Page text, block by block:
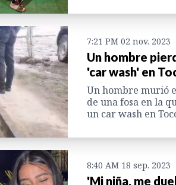
7:21 PM 02 nov. 2023
Un hombre
'car wash' en
Un hombre murió
de una fosa en la
un car wash en
8:40 AM 18 sep. 2023
'Mi niña, me